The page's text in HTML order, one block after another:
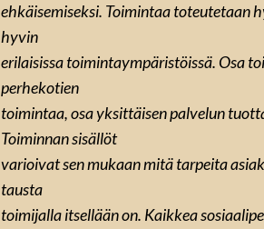
ehkäisemiseksi. Toimintaa toteutetaan
hyvin
erilaisissa toimintaympäristöissä. Osa
perhekotien
toimintaa, osa yksittäisen palvelun
Toiminnan sisällöt
varioivat sen mukaan mitä tarpeita
tausta
toimijalla itsellään on. Kaikkea